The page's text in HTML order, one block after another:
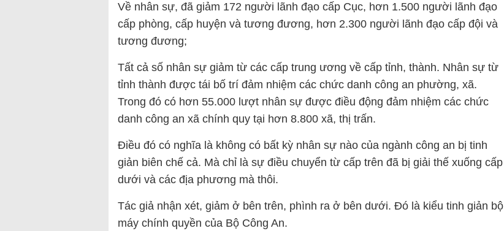
Về nhân sự, đã giảm 172 người lãnh đạo cấp Cục, hơn 1.500 người lãnh đạo
cấp phòng, cấp huyện và tương đương, hơn 2.300 người lãnh đạo cấp đội và
tương đương;
Tất cả số nhân sự giảm từ các cấp trung ương về cấp tỉnh, thành. Nhân sự từ
tỉnh thành được tái bố trí đảm nhiệm các chức danh công an phường, xã.
Trong đó có hơn 55.000 lượt nhân sự được điều động đảm nhiệm các chức
danh công an xã chính quy tại hơn 8.800 xã, thị trấn.
Điều đó có nghĩa là không có bất kỳ nhân sự nào của ngành công an bị tinh
giản biên chế cả. Mà chỉ là sự điều chuyển từ cấp trên đã bị giải thế xuống cấp
dưới và các địa phương mà thôi.
Tác giả nhận xét, giảm ở bên trên, phình ra ở bên dưới. Đó là kiểu tinh giản bộ
máy chính quyền của Bộ Công An.